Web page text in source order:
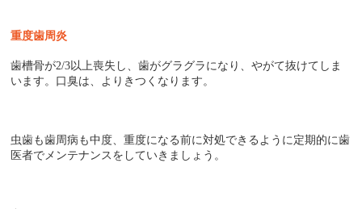
重度歯周炎
歯槽骨が2/3以上喪失し、歯がグラグラになり、やがて抜けてしま
います。口臭は、よりきつくなります。
虫歯も歯周病も中度、重度になる前に対処できるように定期的に歯
医者でメンテナンスをしていきましょう。